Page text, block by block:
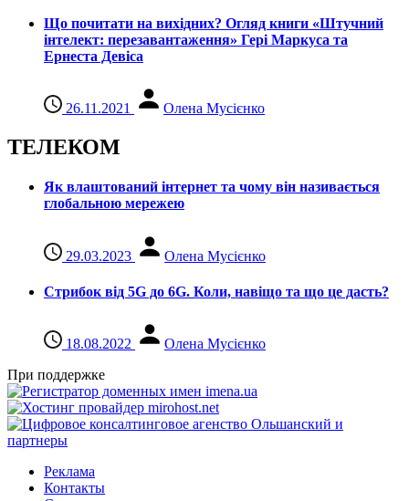
Що почитати на вихідних? Огляд книги «Штучний
інтелект: перезавантаження» Гері Маркуса та
Ернеста Девіса
26.11.2021 Олена Мусієнко
ТЕЛЕКОМ
Як влаштований інтернет та чому він називається
глобальною мережею
29.03.2023 Олена Мусієнко
Стрибок від 5G до 6G. Коли, навіщо та що це даcть?
18.08.2022
Олена Мусієнко
При поддержке
Реклама
Контакты